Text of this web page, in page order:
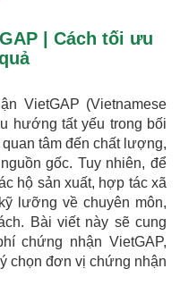
| Cách tối ưu
VietGAP (Vietnamese
hướng tất yếu trong bối
tâm đến chất lượng,
gốc. Tuy nhiên, để
hộ sản xuất, hợp tác xã
lưỡng về chuyên môn,
Bài viết này sẽ cung
chứng nhận VietGAP,
chọn đơn vị chứng nhận